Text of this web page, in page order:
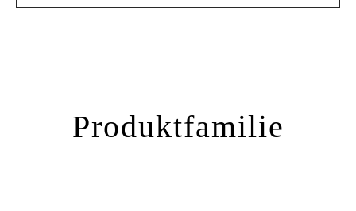
Produktfamilie